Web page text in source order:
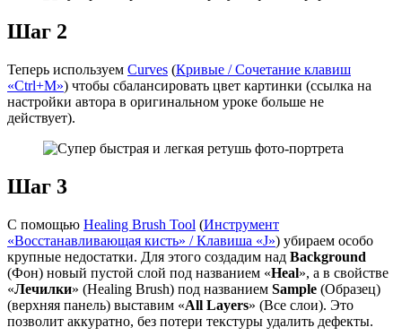
Шаг 2
Теперь используем Curves (Кривые / Сочетание клавиш
«Ctrl+M») чтобы сбалансировать цвет картинки (ссылка на
настройки автора в оригинальном уроке больше не
действует).
Шаг 3
С помощью Healing Brush Tool (Инструмент
«Восстанавливающая кисть» / Клавиша «J») убираем особо
крупные недостатки. Для этого создадим над Background
(Фон) новый пустой слой под названием «Heal», а в свойстве
«Лечилки» (Healing Brush) под названием Sample (Образец)
(верхняя панель) выставим «All Layers» (Все слои). Это
позволит аккуратно, без потери текстуры удалить дефекты.